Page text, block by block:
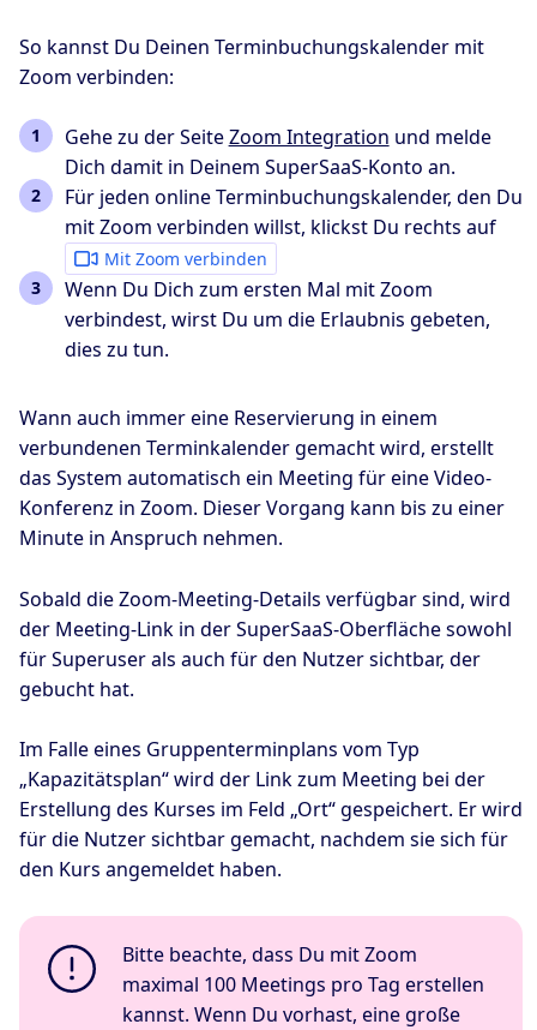
So kannst Du Deinen Terminbuchungskalender mit
Zoom verbinden:
Gehe zu der SeiteZoom Integration und melde
Dich damit in Deinem SuperSaaS-Konto an.
Für jeden online Terminbuchungskalender, den Du
mit Zoom verbinden willst, klickst Du rechts auf
Mit Zoom verbinden
Wenn Du Dich zum ersten Mal mit Zoom
verbindest, wirst Du um die Erlaubnis gebeten,
dies zu tun.
Wann auch immer eine Reservierung in einem
verbundenen Terminkalender gemacht wird, erstellt
das System automatisch ein Meeting für eine Video-
Konferenz in Zoom. Dieser Vorgang kann bis zu einer
Minute in Anspruch nehmen.
Sobald die Zoom-Meeting-Details verfügbar sind, wird
der Meeting-Link in der SuperSaaS-Oberfläche sowohl
für Superuser als auch für den Nutzer sichtbar, der
gebucht hat.
Im Falle eines Gruppenterminplans vom Typ
„Kapazitätsplan“ wird der Link zum Meeting bei der
Erstellung des Kurses im Feld „Ort“ gespeichert. Er wird
für die Nutzer sichtbar gemacht, nachdem sie sich für
den Kurs angemeldet haben.
Bitte beachte, dass Du mit Zoom
maximal 100 Meetings pro Tag erstellen
kannst. Wenn Du vorhast, eine große